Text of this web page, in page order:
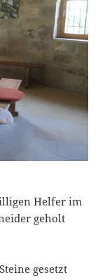
Helfer im
geholt
gesetzt